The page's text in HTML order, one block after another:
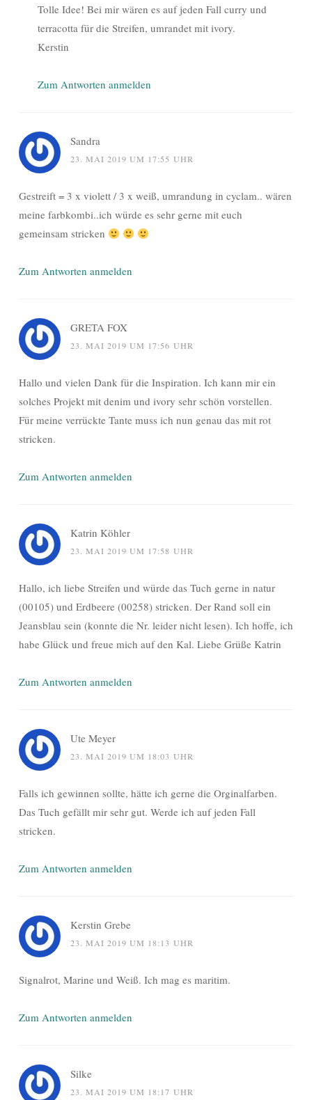
Tolle Idee! Bei mir wären es auf jeden Fall curry und
terracotta für die Streifen, umrandet mit ivory.
Kerstin
Zum Antworten anmelden
Sandra
23. MAI 2019 UM 17:55 UHR
Gestreift = 3 x violett / 3 x weiß, umrandung in cyclam.. wären
meine farbkombi..ich würde es sehr gerne mit euch
gemeinsam stricken
Zum Antworten anmelden
GRETA FOX
23. MAI 2019 UM 17:56 UHR
Hallo und vielen Dank für die Inspiration. Ich kann mir ein
solches Projekt mit denim und ivory sehr schön vorstellen.
Für meine verrückte Tante muss ich nun genau das mit rot
stricken.
Zum Antworten anmelden
Katrin Köhler
23. MAI 2019 UM 17:58 UHR
Hallo, ich liebe Streifen und würde das Tuch gerne in natur
(00105) und Erdbeere (00258) stricken. Der Rand soll ein
Jeansblau sein (konnte die Nr. leider nicht lesen). Ich hoffe, ich
habe Glück und freue mich auf den Kal. Liebe Grüße Katrin
Zum Antworten anmelden
Ute Meyer
23. MAI 2019 UM 18:03 UHR
Falls ich gewinnen sollte, hätte ich gerne die Orginalfarben.
Das Tuch gefällt mir sehr gut. Werde ich auf jeden Fall
stricken.
Zum Antworten anmelden
Kerstin Grebe
23. MAI 2019 UM 18:13 UHR
Signalrot, Marine und Weiß. Ich mag es maritim.
Zum Antworten anmelden
Silke
23. MAI 2019 UM 18:17 UHR